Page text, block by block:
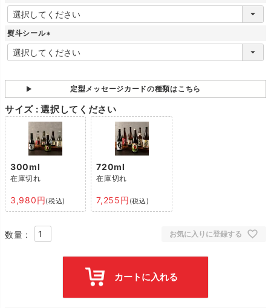
(
必
熨斗シール
(
必
)
定型メッセージカードの種類はこちら
サイズ 選択してください
300ml
在庫切れ
3,980 税込
720ml
在庫切れ
7,255 税込
お気に入りに登録する
カートに入れる